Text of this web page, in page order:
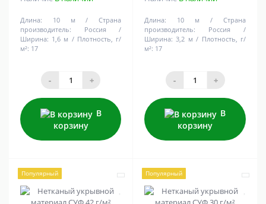
Длина: 10 м
Страна
производитель:
Россия
Ширина: 1,6 м
Плотность, г/
м²: 17
- +
В
корзину
Длина: 10 м
Страна
производитель:
Россия
Ширина: 3,2 м
Плотность, г/
м²: 17
- +
В
корзину
Популярный Популярный